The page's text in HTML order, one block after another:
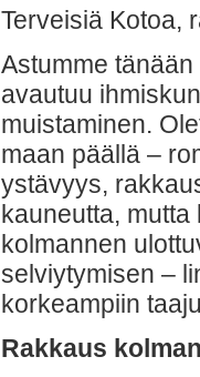
Terveisiä Kotoa,
Astumme
avautuu
muistaminen.
maan päällä –
ystävyys,
kauneutta,
kolmannen
selviytymisen –
korkeampiin
Rakkaus